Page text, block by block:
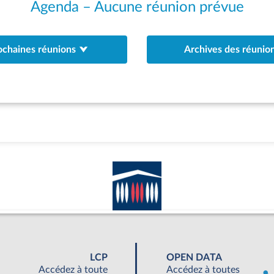
Agenda – Aucune réunion prévue
réunions Archives des
LCP
Accédez à toute
OPEN DATA
Accédez à toutes